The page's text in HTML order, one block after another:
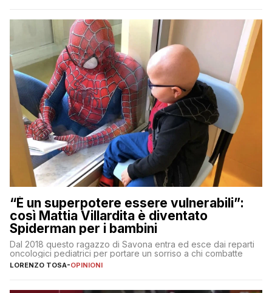
“È un superpotere essere vulnerabili”:
così Mattia Villardita è diventato
Spiderman per i bambini
Dal 2018 questo ragazzo di Savona entra ed esce dai reparti
oncologici pediatrici per portare un sorriso a chi combatte
LORENZO TOSA-OPINIONI